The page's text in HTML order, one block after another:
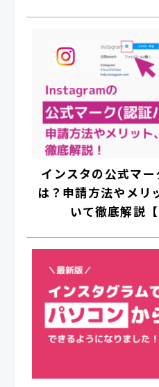
インスタの公式マ
は？申請方法やメ
いて徹底解説